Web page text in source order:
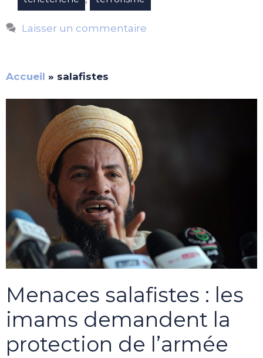
Laisser un commentaire
Accueil » salafistes
Menaces salafistes : les
imams demandent la
protection de l’armée